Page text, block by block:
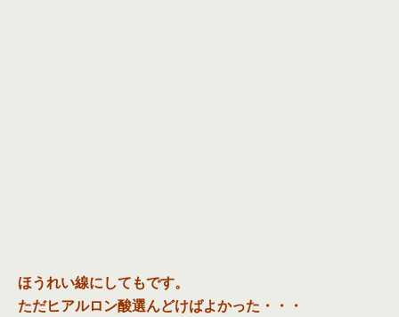
ほうれい線にしてもです。
ただヒアルロン酸選んどけばよかった・・・